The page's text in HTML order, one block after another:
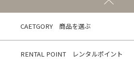
CAETGORY 商品を選ぶ
RENTAL POINT レンタルポイント